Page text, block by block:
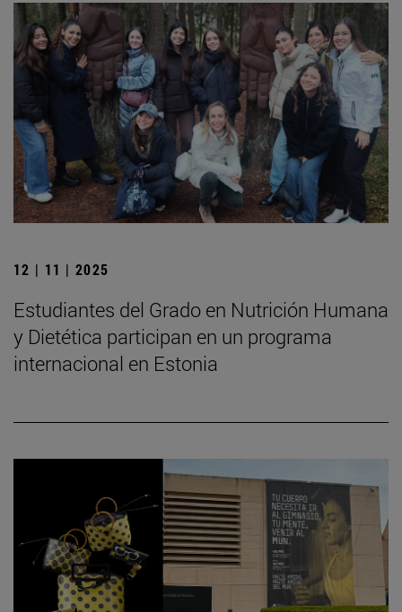
12 | 11 | 2025
Estudiantes del Grado en Nutrición Humana
y Dietética participan en un programa
internacional en Estonia